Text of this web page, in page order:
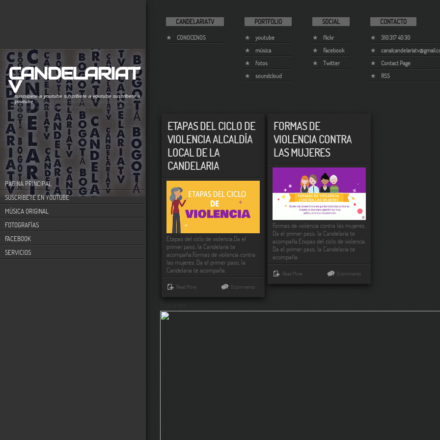
CANDELARIATV
CONOCENOS
PORTFOLIO
youtube
música
fotos
soundcloud
SOCIAL
flickr
Facebook
Twitter
CONTACTO
310 317 40 30
Contact Page
RSS
CANDELARIAT
Vsuscribete a youtube suscribete a youtube suscribete a
youtubecanal de videos sobre el comportamiento
humano. acontecimientos históricos en el centro de
bogotá
PÁGINA PRINCIPAL
SUSCRÍBETE EN YOUTUBE
MÚSICA ORIGINAL
FOTOGRAFÍAS
FACEBOOK
SERVICIOS
ETAPAS DEL CICLO DE
VIOLENCIA ALCALDÍA
LOCAL DE LA
CANDELARIA
Etapas del ciclo de violencia.Da el
primer paso, la Candelaria te
acompaña.Formas de violencia contra
las mujeres. Da el primer paso, la
Candelaria te acompaña.
Read More 0 comments
FORMAS DE
VIOLENCIA CONTRA
LAS MUJERES
Formas de violencia contra las mujeres.
Da el primer paso, la Candelaria te
acompaña.Etapas del ciclo de violencia.
Da el primer paso, la Candelaria te
acompaña.
Read More 0 comments
Banner